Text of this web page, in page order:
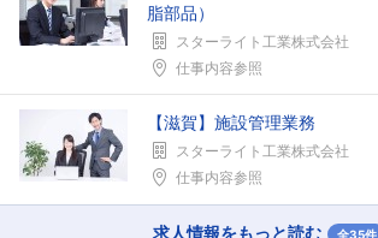
脂部品）
スターライト工業株式会社
仕事内容参照
【滋賀】施設管理業務
スターライト工業株式会社
仕事内容参照
求人情報をもっと読む 全35件